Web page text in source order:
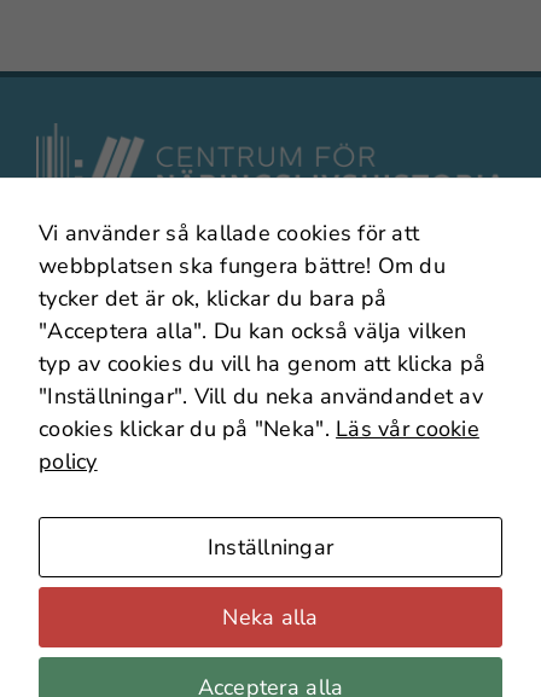
I samarbete med
Om Cookies
Källäget – Forska vidare!
© Copyright Centrum för Näringslivshistoria
Vi använder så kallade cookies för att
webbplatsen ska fungera bättre! Om du
tycker det är ok, klickar du bara på
"Acceptera alla". Du kan också välja vilken
typ av cookies du vill ha genom att klicka på
"Inställningar". Vill du neka användandet av
cookies klickar du på "Neka". Läs vår cookie
policy
Inställningar
Neka alla
Acceptera alla
inte att välja
att
webbplatsen
taget ska
fungera.
Statistik
För att vi ska
kunna
och
uppbyggnad,
baserat på
hur den
används.